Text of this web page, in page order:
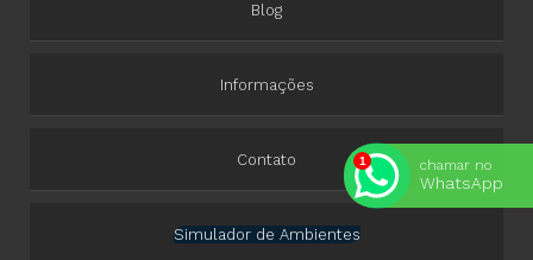
Blog
Informações
Contato
Simulador de Ambientes
chamar no
WhatsApp